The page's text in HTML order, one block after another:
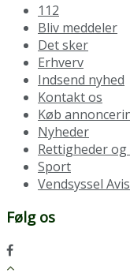
112
Bliv meddeler
Det sker
Erhverv
Indsend nyhed
Kontakt os
Køb
Nyheder
Rettigheder
Sport
Vendsyssel Avis
Følg os